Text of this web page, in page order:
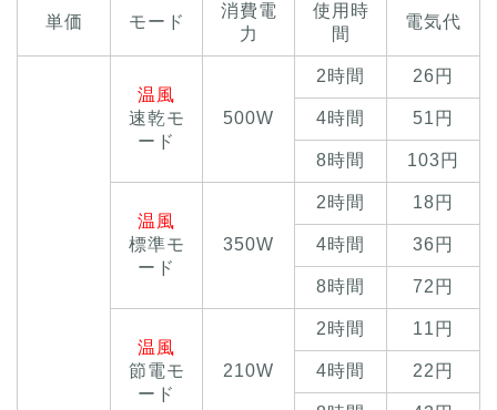
単価 モード
消費電
力
使用時
間
電気代
温風
速乾モ
ード
500W
2時間 26円
4時間 51円
8時間 103円
温風
標準モ
ード
350W
2時間 18円
4時間 36円
8時間 72円
温風
節電モ
ード
210W
2時間 11円
4時間 22円